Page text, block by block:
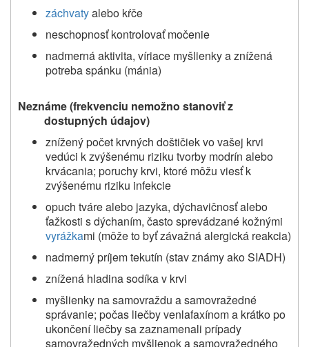
záchvatyalebo kŕče
neschopnosť kontrolovať močenie
nadmerná aktivita, víriace myšlienky a znížená
potreba spánku (mánia)
Neznáme (frekvenciu nemožno stanoviť z
dostupných údajov)
znížený počet krvných doštičiek vo vašej krvi
vedúci k zvýšenému riziku tvorby modrín alebo
krvácania; poruchy krvi, ktoré môžu viesť k
zvýšenému riziku infekcie
opuch tváre alebo jazyka, dýchavičnosť alebo
ťažkosti s dýchaním, často sprevádzané kožnými
vyrážkami (môže to byť závažná alergická reakcia)
nadmerný príjem tekutín (stav známy ako SIADH)
znížená hladina sodíka v krvi
myšlienky na samovraždu a samovražedné
správanie; počas liečby venlafaxínom a krátko po
ukončení liečby sa zaznamenali prípady
samovražedných myšlienok a samovražedného